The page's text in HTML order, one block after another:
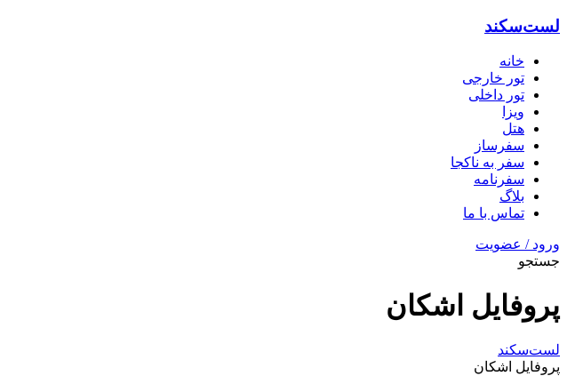
لست‌سکند
خانه
تور خارجی
تور داخلی
ویزا
هتل‌
سفرساز
سفر به ناکجا
سفرنامه
بلاگ
تماس با ما
ورود / عضویت
جستجو
پروفایل اشکان
لست‌سکند
پروفایل اشکان